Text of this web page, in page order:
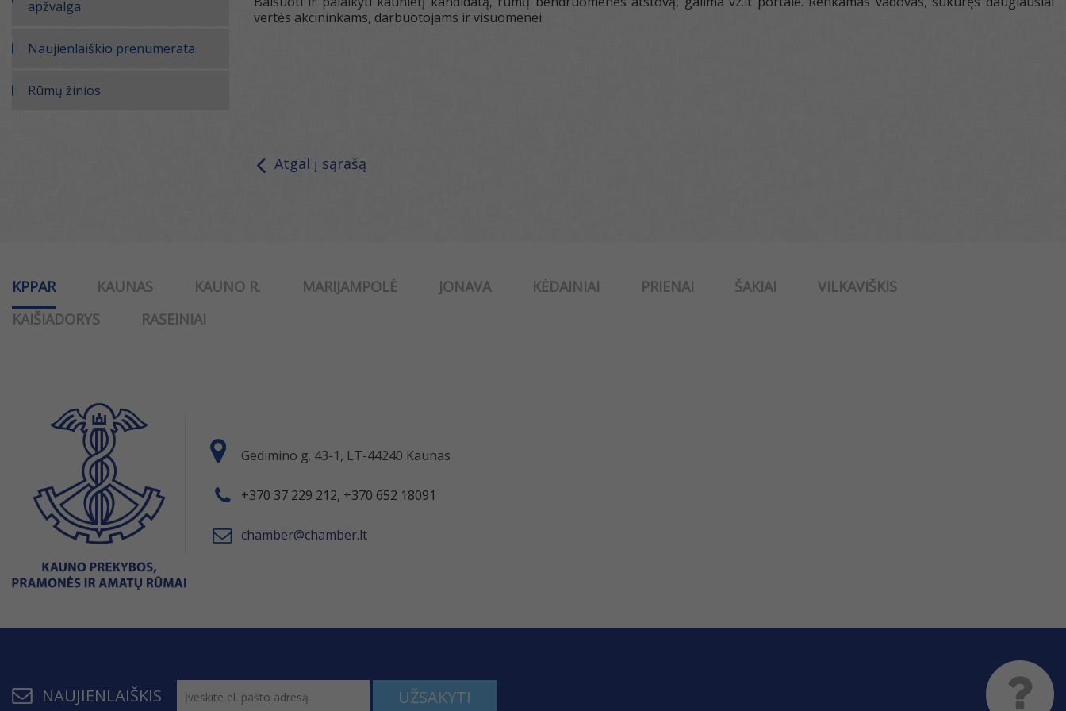
apžvalga
Naujienlaiškio prenumerata
Rūmų žinios
vertės akcininkams, darbuotojams ir visuomenei.
Atgal į sąrašą
KPPAR KAUNAS KAUNO R. MARIJAMPOLĖ JONAVA KĖDAINIAI PRIENAI ŠAKIAI
VILKAVIŠKIS
KAIŠIADORYS
RASEINIAI
Gedimino g. 43-1, LT-44240 Kaunas
+370 37 229 212, +370 652 18091
chamber@chamber.lt
NAUJIENLAIŠKIS UŽSAKYTI